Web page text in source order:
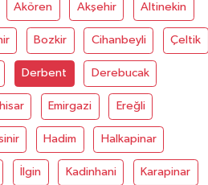
Akören Akşehir Altinekin
Bozkir Cihanbeyli Çeltik
Derbent Derebucak
Emirgazi Ereğli
Hadim Halkapinar
İlgin Kadinhani Karapinar